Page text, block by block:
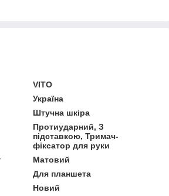
VITO
Україна
Штучна шкіра
Протиударний, З
підставкою, Тримач-
фіксатор для руки
Матовий
Для планшета
Новий